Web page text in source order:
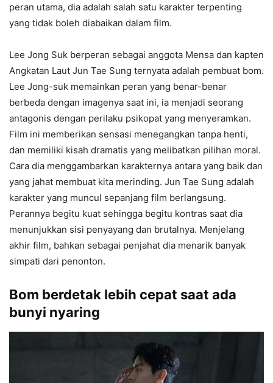
peran utama, dia adalah salah satu karakter terpenting
yang tidak boleh diabaikan dalam film.
Lee Jong Suk berperan sebagai anggota Mensa dan kapten
Angkatan Laut Jun Tae Sung ternyata adalah pembuat bom.
Lee Jong-suk memainkan peran yang benar-benar
berbeda dengan imagenya saat ini, ia menjadi seorang
antagonis dengan perilaku psikopat yang menyeramkan.
Film ini memberikan sensasi menegangkan tanpa henti,
dan memiliki kisah dramatis yang melibatkan pilihan moral.
Cara dia menggambarkan karakternya antara yang baik dan
yang jahat membuat kita merinding. Jun Tae Sung adalah
karakter yang muncul sepanjang film berlangsung.
Perannya begitu kuat sehingga begitu kontras saat dia
menunjukkan sisi penyayang dan brutalnya. Menjelang
akhir film, bahkan sebagai penjahat dia menarik banyak
simpati dari penonton.
Bom berdetak lebih cepat saat ada
bunyi nyaring